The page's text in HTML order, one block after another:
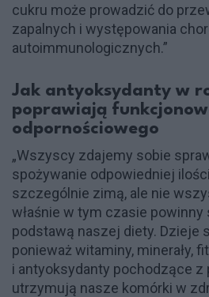
cukru może prowadzić do
zapalnych i występowania
autoimmunologicznych.”
Jak antyoksydanty w
poprawiają
odpornościowego
„Wszyscy zdajemy sobie
spożywanie odpowiedniej
szczególnie zimą, ale nie
właśnie w tym czasie powinny
podstawą naszej diety. Dzieje
ponieważ witaminy, minerały,
i antyoksydanty pochodzące
utrzymują nasze komórki w